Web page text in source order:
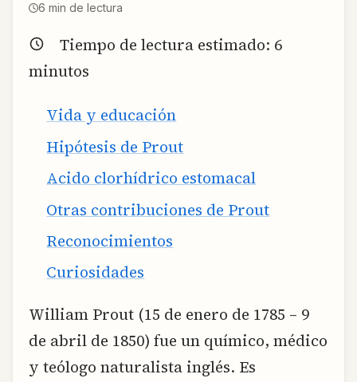
6 min de lectura
Tiempo de lectura estimado: 6
minutos
Vida y educación
Hipótesis de Prout
Acido clorhídrico estomacal
Otras contribuciones de Prout
Reconocimientos
Curiosidades
William Prout (15 de enero de 1785 – 9
de abril de 1850) fue un químico, médico
y teólogo naturalista inglés. Es